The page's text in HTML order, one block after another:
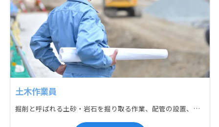
土木作業員
掘削と呼ばれる土砂・岩石を掘り取る作業、配管の設置、埋戻しの順に手作業と機械作業の併用をして行います。また、作業に使用する管材料の運搬作業も、機械と手作業にて行っています。